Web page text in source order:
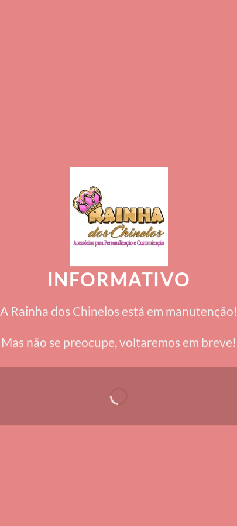
INFORMATIVO
A Rainha dos Chinelos está em manutenção!
Mas não se preocupe, voltaremos em breve!